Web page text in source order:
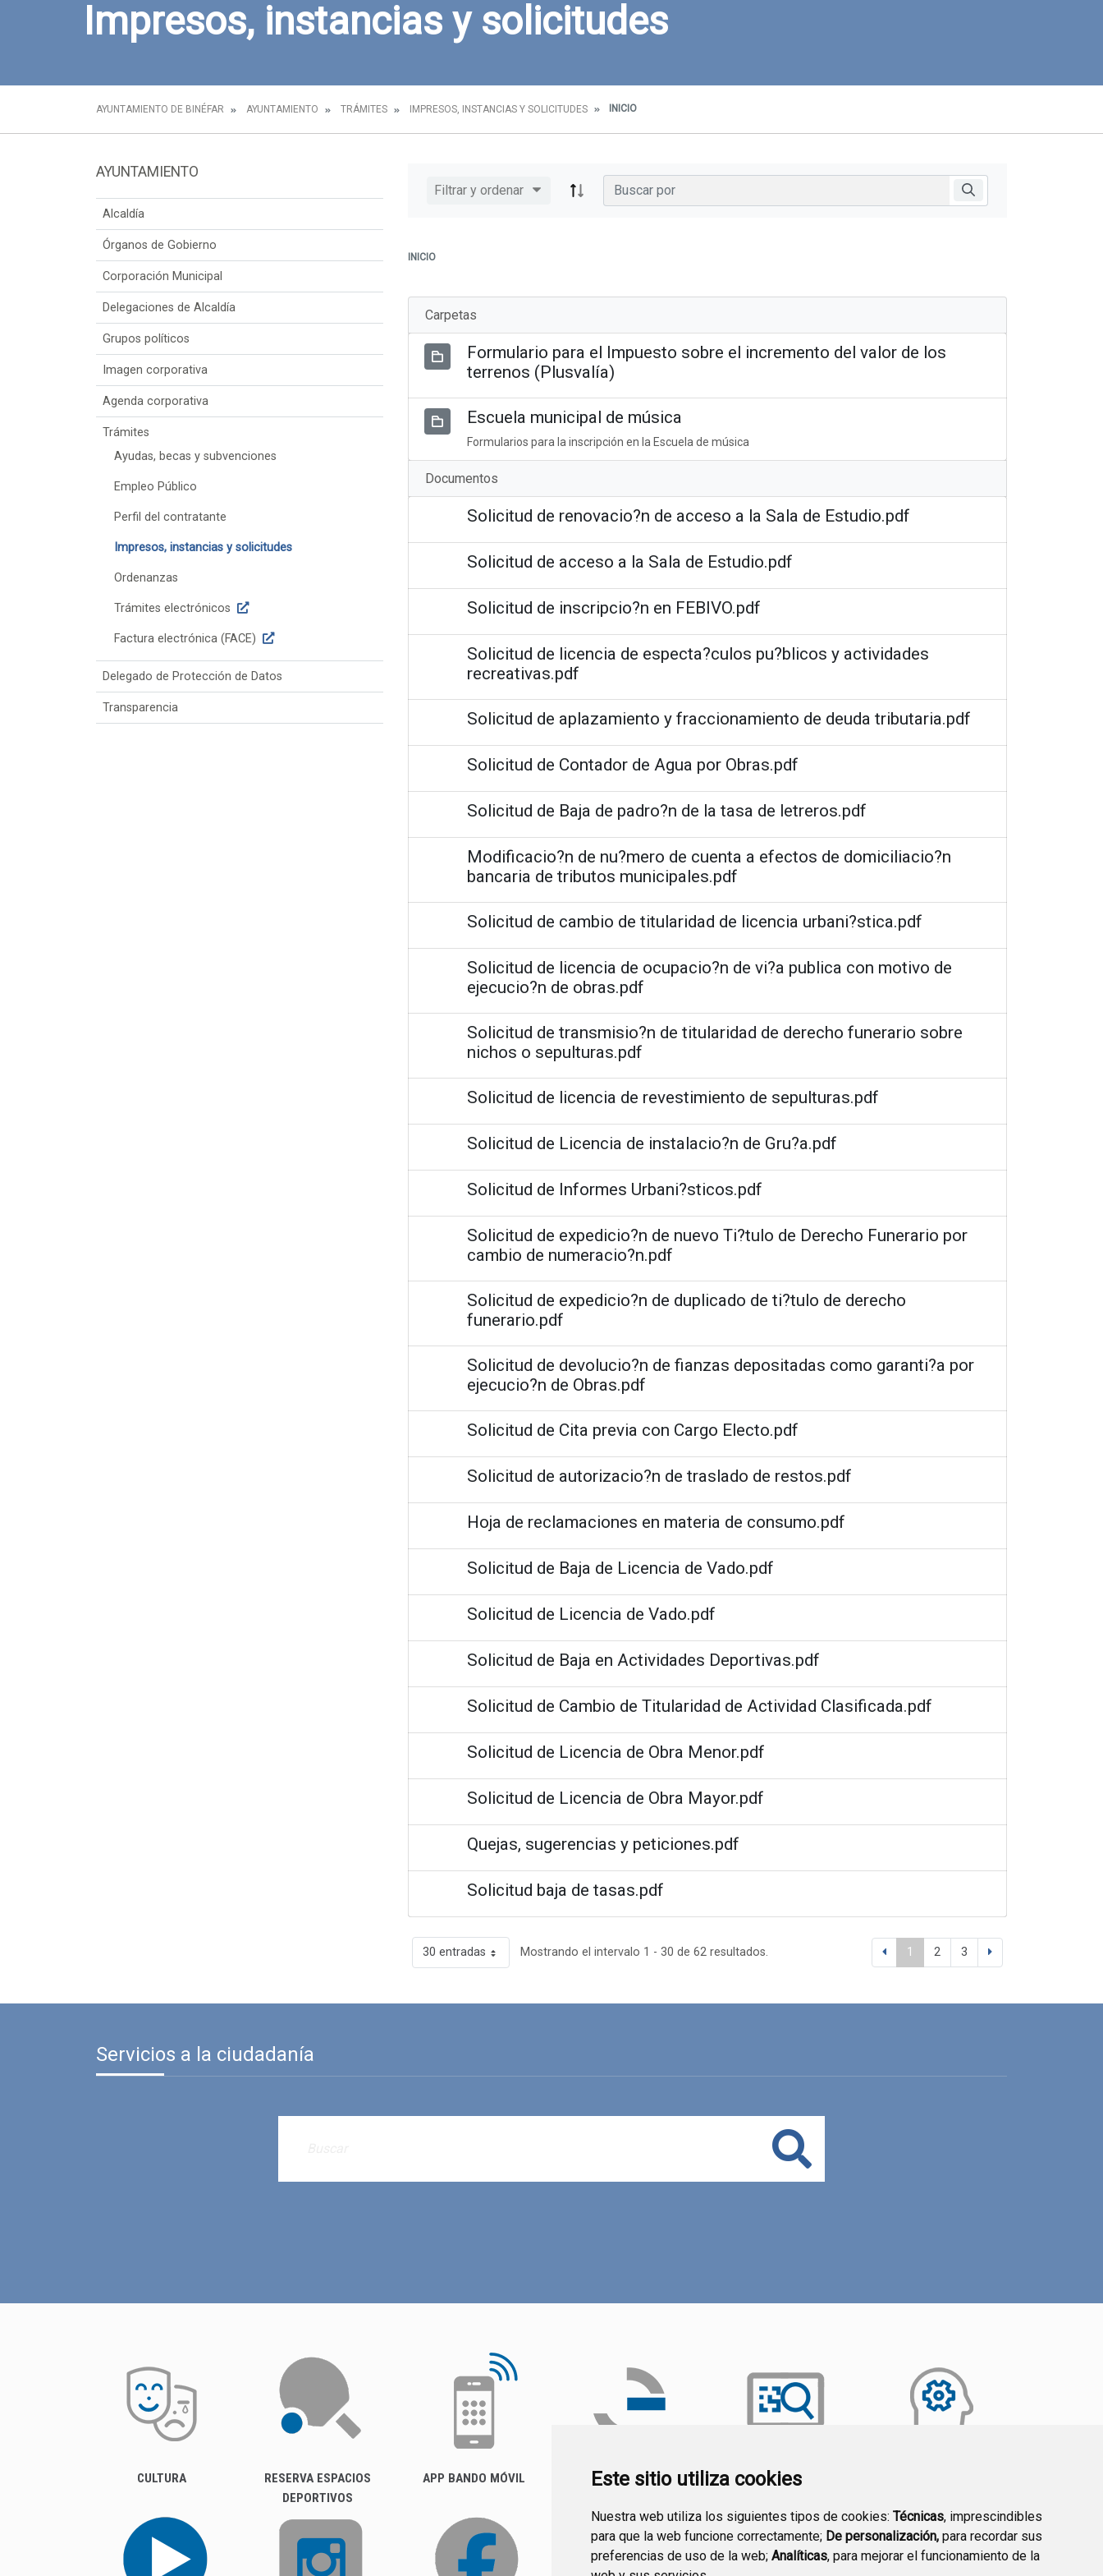
Este sitio utiliza cookies
Nuestra web utiliza los siguientes tipos de cookies: Técnicas, imprescindibles
para que la web funcione correctamente; De personalización, para recordar sus
preferencias de uso de la web; Analíticas, para mejorar el funcionamiento de la
Impresos, instancias y solicitudes
AYUNTAMIENTO DE BINÉFAR AYUNTAMIENTO TRÁMITES IMPRESOS, INSTANCIAS Y SOLICITUDES INICIO
AYUNTAMIENTO
Alcaldía
Órganos de Gobierno
Corporación Municipal
Delegaciones de Alcaldía
Grupos políticos
Imagen corporativa
Agenda corporativa
Trámites
Ayudas, becas y subvenciones
Empleo Público
Perfil del contratante
Impresos, instancias y solicitudes
Ordenanzas
Trámites electrónicos
Factura electrónica (FACE)
Delegado de Protección de Datos
Transparencia
Filtrar y ordenar
INICIO
Carpetas
Formulario para el Impuesto sobre el incremento del valor de los
terrenos (Plusvalía)
Escuela municipal de música
Formularios para la inscripción en la Escuela de música
Documentos
Solicitud de renovacio?n de acceso a la Sala de Estudio.pdf
Solicitud de acceso a la Sala de Estudio.pdf
Solicitud de inscripcio?n en FEBIVO.pdf
Solicitud de licencia de especta?culos pu?blicos y actividades
recreativas.pdf
Solicitud de aplazamiento y fraccionamiento de deuda tributaria.pdf
Solicitud de Contador de Agua por Obras.pdf
Solicitud de Baja de padro?n de la tasa de letreros.pdf
Modificacio?n de nu?mero de cuenta a efectos de domiciliacio?n
bancaria de tributos municipales.pdf
Solicitud de cambio de titularidad de licencia urbani?stica.pdf
Solicitud de licencia de ocupacio?n de vi?a publica con motivo de
ejecucio?n de obras.pdf
Solicitud de transmisio?n de titularidad de derecho funerario sobre
nichos o sepulturas.pdf
Solicitud de licencia de revestimiento de sepulturas.pdf
Solicitud de Licencia de instalacio?n de Gru?a.pdf
Solicitud de Informes Urbani?sticos.pdf
Solicitud de expedicio?n de nuevo Ti?tulo de Derecho Funerario por
cambio de numeracio?n.pdf
Solicitud de expedicio?n de duplicado de ti?tulo de derecho
funerario.pdf
Solicitud de devolucio?n de fianzas depositadas como garanti?a por
ejecucio?n de Obras.pdf
Solicitud de Cita previa con Cargo Electo.pdf
Solicitud de autorizacio?n de traslado de restos.pdf
Hoja de reclamaciones en materia de consumo.pdf
Solicitud de Baja de Licencia de Vado.pdf
Solicitud de Licencia de Vado.pdf
Solicitud de Baja en Actividades Deportivas.pdf
Solicitud de Cambio de Titularidad de Actividad Clasificada.pdf
Solicitud de Licencia de Obra Menor.pdf
Solicitud de Licencia de Obra Mayor.pdf
Quejas, sugerencias y peticiones.pdf
Solicitud baja de tasas.pdf
30 entradas Mostrando el intervalo 1 - 30 de 62 resultados. 1 2 3
Servicios a la ciudadanía
Buscar
CULTURA
RESERVA ESPACIOS
DEPORTIVOS
APP BANDO MÓVIL
FACTURA ELECTRÓNICA
TRANSPARENCIA